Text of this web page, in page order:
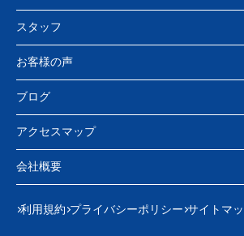
スタッフ
お客様の声
ブログ
アクセスマップ
会社概要
利用規約 プライバシーポリシー サイトマ